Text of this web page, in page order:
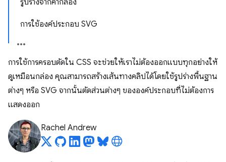
รูปร่างจากค่ากล่อง
การใช้องค์ประกอบ SVG
การใช้การครอบตัดใน CSS จะช่วยให้เราไม่ต้องออกแบบทุกอย่างให้
ดูเหมือนกล่อง คุณสามารถสร้างเส้นทางคลิปได้โดยใช้รูปร่างพื้นฐาน
ต่างๆ หรือ SVG จากนั้นตัดส่วนต่างๆ ขององค์ประกอบที่ไม่ต้องการ
แสดงออก
Rachel Andrew